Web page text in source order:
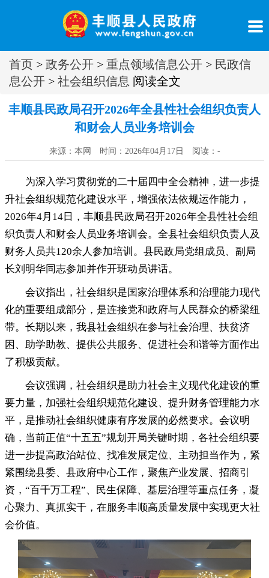
首页 > 政务公开 > 重点领域信息公开 > 民政信
息公开 > 社会组织信息 阅读全文
丰顺县民政局召开2026年全县性社会组织负责人
和财会人员业务培训会
来源：本网 时间：2026年04月17日 阅读： -
为深入学习贯彻党的二十届四中全会精神 ， 进一步提
升社会组织规范化建设水平，增强依法依规运作能力 ，
2026年4月14日，丰顺县民政局召开2026年全县性社会组
织负责人和财会人员业务培训会。 全县社会组织负责人及
财务人员共120余人参加培训。县民政局党组成员、副局
长刘明华同志参加并作开班动员讲话。
会议指出 ， 社会组织是国家治理体系和治理能力现代
化的重要组成部分，是连接党和政府与人民群众的桥梁纽
带。 长期以来，我县社会组织在参与社会治理、扶贫济
困、助学助教、提供公共服务、促进社会和谐等方面作出
了积极贡献。
会议强调 ， 社会组织是助力社会主义现代化建设的重
要力量，加强社会组织规范化建设、提升财务管理能力水
平 ， 是推动社会组织健康有序发展的必然要求。会议明
确 ， 当前正值“十五五”规划开局关键时期，各社会组织要
进一步提高政治站位、找准发展定位、主动担当作为 ， 紧
紧围绕县委、县政府中心工作，聚焦产业发展、招商引
资 ， “百千万工程”、民生保障、基层治理等重点任务，凝
心聚力、真抓实干 ， 在服务丰顺高质量发展中实现更大社
会价值。